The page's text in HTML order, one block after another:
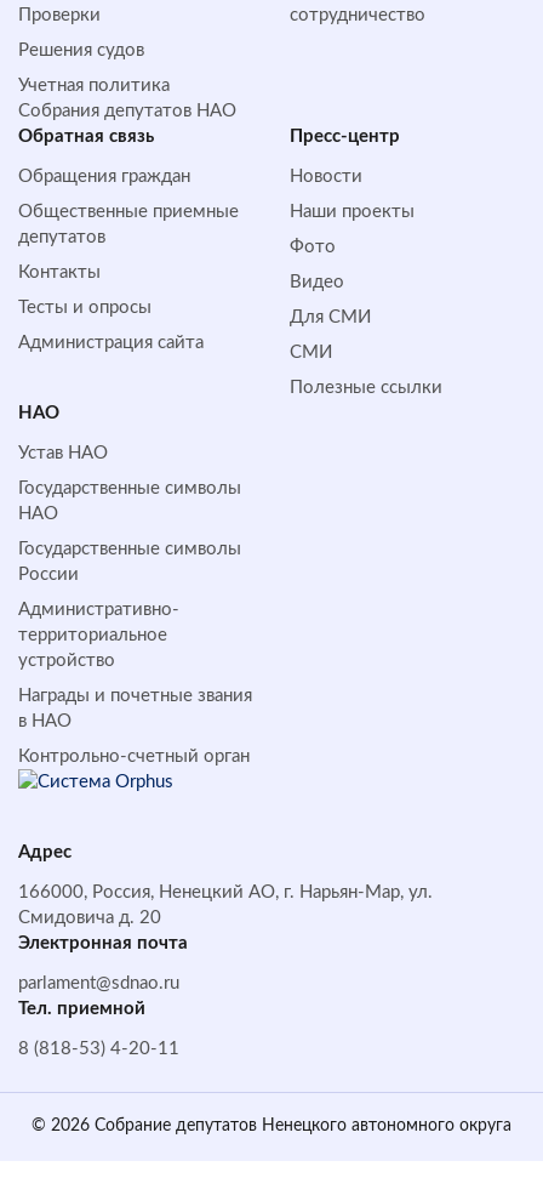
Проверки
Решения судов
Учетная политика
Собрания депутатов НАО
сотрудничество
Обратная cвязь
Обращения граждан
Общественные приемные
депутатов
Контакты
Тесты и опросы
Администрация сайта
Пресс-центр
Новости
Наши проекты
Фото
Видео
Для СМИ
СМИ
Полезные ссылки
НАО
Устав НАО
Государственные символы
НАО
Государственные символы
России
Административно-
территориальное
устройство
Награды и почетные звания
в НАО
Контрольно-счетный орган
Адрес
166000, Россия, Ненецкий АО, г. Нарьян-Мар, ул.
Смидовича д. 20
Электронная почта
parlament@sdnao.ru
Тел. приемной
8 (818-53) 4-20-11
© 2026 Собрание депутатов Ненецкого автономного округа